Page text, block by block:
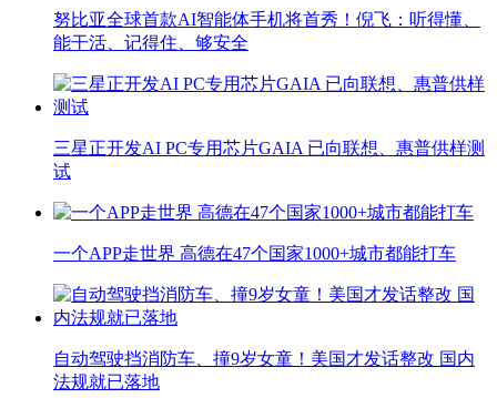
努比亚全球首款AI智能体手机将首秀！倪飞：听得懂、
能干活、记得住、够安全
三星正开发AI PC专用芯片GAIA 已向联想、惠普供样测
试
一个APP走世界 高德在47个国家1000+城市都能打车
自动驾驶挡消防车、撞9岁女童！美国才发话整改 国内
法规就已落地